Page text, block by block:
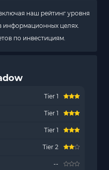
наш рейтинг уровня
информационных целях.
по инвестициям.
Tier 1
Tier 1
Tier 1
Tier 2
--